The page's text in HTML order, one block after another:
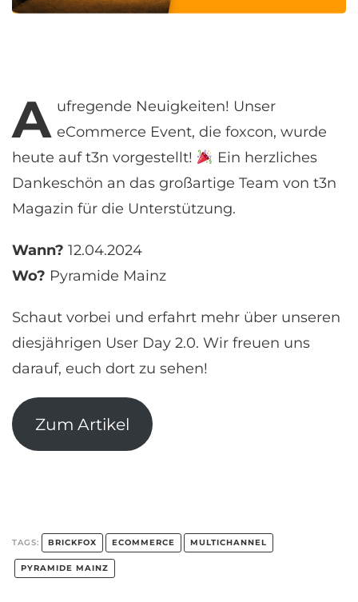
A ufregende Neuigkeiten! Unser
eCommerce Event, die foxcon, wurde
heute auf t3n vorgestellt!
Ein herzliches
Dankeschön an das großartige Team von t3n
Magazin für die Unterstützung.
Wann? 12.04.2024
Wo? Pyramide Mainz
Schaut vorbei und erfahrt mehr über unseren
diesjährigen User Day 2.0. Wir freuen uns
darauf, euch dort zu sehen!
Zum Artikel
TAGS: BRICKFOX ECOMMERCE MULTICHANNEL
PYRAMIDE MAINZ